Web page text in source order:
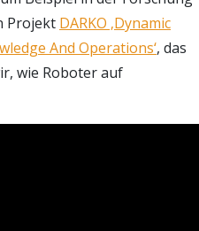
Projekt DARKO ‚Dynamic
And Operations‘, das
wie Roboter auf